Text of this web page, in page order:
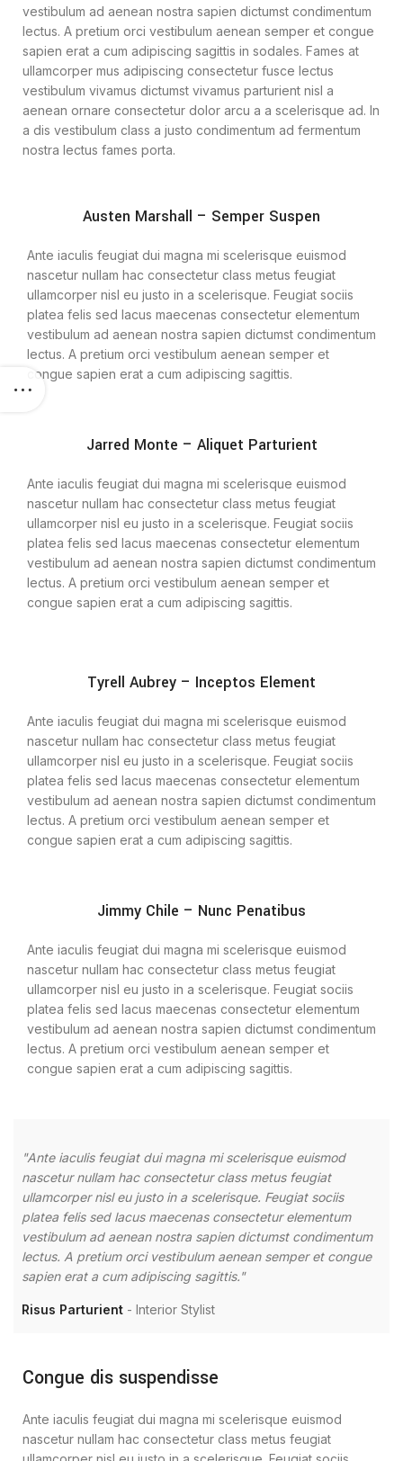
vestibulum ad aenean nostra sapien dictumst condimentum
lectus. A pretium orci vestibulum aenean semper et congue
sapien erat a cum adipiscing sagittis in sodales. Fames at
ullamcorper mus adipiscing consectetur fusce lectus
vestibulum vivamus dictumst vivamus parturient nisl a
aenean ornare consectetur dolor arcu a a scelerisque ad. In
a dis vestibulum class a justo condimentum ad fermentum
nostra lectus fames porta.
Austen Marshall – Semper Suspen
Ante iaculis feugiat dui magna mi scelerisque euismod
nascetur nullam hac consectetur class metus feugiat
ullamcorper nisl eu justo in a scelerisque. Feugiat sociis
platea felis sed lacus maecenas consectetur elementum
vestibulum ad aenean nostra sapien dictumst condimentum
lectus. A pretium orci vestibulum aenean semper et
congue sapien erat a cum adipiscing sagittis.
Jarred Monte – Aliquet Parturient
Ante iaculis feugiat dui magna mi scelerisque euismod
nascetur nullam hac consectetur class metus feugiat
ullamcorper nisl eu justo in a scelerisque. Feugiat sociis
platea felis sed lacus maecenas consectetur elementum
vestibulum ad aenean nostra sapien dictumst condimentum
lectus. A pretium orci vestibulum aenean semper et
congue sapien erat a cum adipiscing sagittis.
Tyrell Aubrey – Inceptos Element
Ante iaculis feugiat dui magna mi scelerisque euismod
nascetur nullam hac consectetur class metus feugiat
ullamcorper nisl eu justo in a scelerisque. Feugiat sociis
platea felis sed lacus maecenas consectetur elementum
vestibulum ad aenean nostra sapien dictumst condimentum
lectus. A pretium orci vestibulum aenean semper et
congue sapien erat a cum adipiscing sagittis.
Jimmy Chile – Nunc Penatibus
Ante iaculis feugiat dui magna mi scelerisque euismod
nascetur nullam hac consectetur class metus feugiat
ullamcorper nisl eu justo in a scelerisque. Feugiat sociis
platea felis sed lacus maecenas consectetur elementum
vestibulum ad aenean nostra sapien dictumst condimentum
lectus. A pretium orci vestibulum aenean semper et
congue sapien erat a cum adipiscing sagittis.
"Ante iaculis feugiat dui magna mi scelerisque euismod
nascetur nullam hac consectetur class metus feugiat
ullamcorper nisl eu justo in a scelerisque. Feugiat sociis
platea felis sed lacus maecenas consectetur elementum
vestibulum ad aenean nostra sapien dictumst condimentum
lectus. A pretium orci vestibulum aenean semper et congue
sapien erat a cum adipiscing sagittis."
Risus Parturient Interior Stylist
Congue dis suspendisse
Ante iaculis feugiat dui magna mi scelerisque euismod
nascetur nullam hac consectetur class metus feugiat